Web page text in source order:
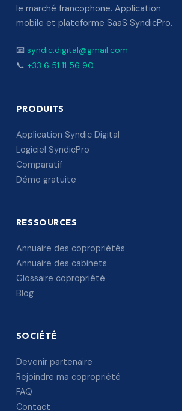
le marché francophone. Application
mobile et plateforme SaaS SyndicPro.
📧 syndic.digital@gmail.com
📞 +33 6 51 11 56 90
PRODUITS
Application Syndic Digital
Logiciel SyndicPro
Comparatif
Démo gratuite
RESSOURCES
Annuaire des copropriétés
Annuaire des cabinets
Glossaire copropriété
Blog
SOCIÉTÉ
Devenir partenaire
Rejoindre ma copropriété
FAQ
Contact